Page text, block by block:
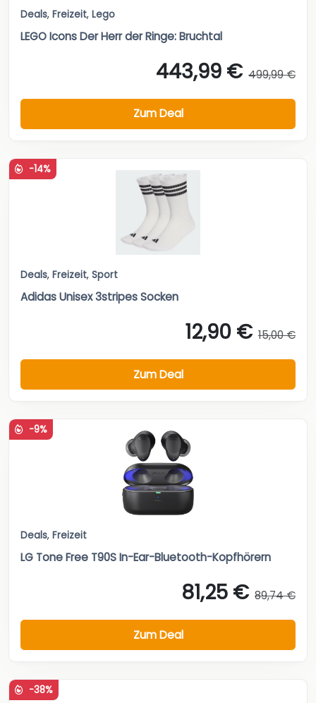
Deals, Freizeit, Lego
LEGO Icons Der Herr der Ringe: Bruchtal
443,99 € 499,99 €
Zum Deal
-14%
Deals, Freizeit, Sport
Adidas Unisex 3stripes Socken
12,90 € 15,00 €
Zum Deal
-9%
Deals, Freizeit
LG Tone Free T90S In-Ear-Bluetooth-Kopfhörern
81,25 € 89,74 €
Zum Deal
-38%